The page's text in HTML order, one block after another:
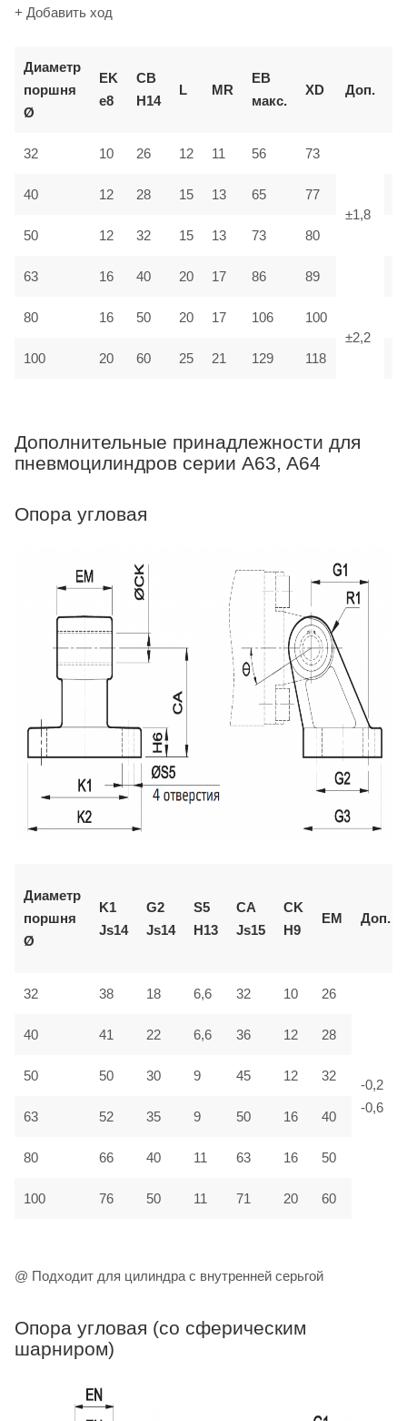
+ Добавить ход
Диаметр
поршня
Ø
EK
e8
CB
H14
L MR
EB
макс.
XD Доп.
32 10 26 12 11 56 73
±1,8
40 12 28 15 13 65 77
50 12 32 15 13 73 80
63 16 40 20 17 86 89
80 16 50 20 17 106
100
±2,2
100 20 60 25 21 129 118
Дополнительные принадлежности для
пневмоцилиндров серии A63, A64
Опора угловая
Диаметр
поршня
Ø
K1
Js14
G2
Js14
S5
H13
CA
Js15
CK
H9
EM Доп.
32 38 18 6,6 32 10 26
-0,2
-0,6
40 41 22 6,6 36 12 28
50 50 30 9 45 12 32
63 52 35 9 50 16 40
80 66 40 11 63 16 50
100 76 50 11 71 20 60
@ Подходит для цилиндра с внутренней серьгой
Опора угловая (со сферическим
шарниром)